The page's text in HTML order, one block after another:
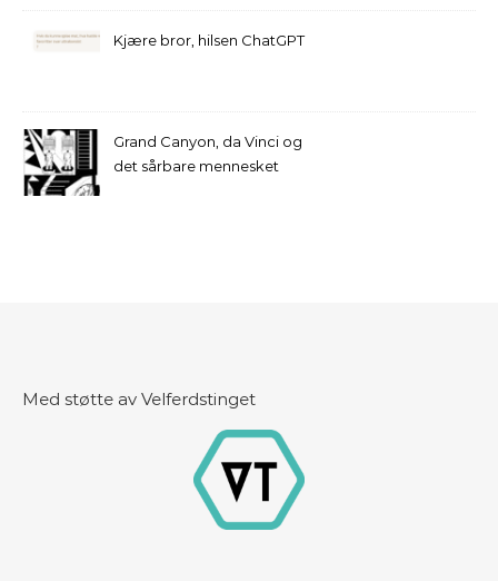
Kjære bror, hilsen ChatGPT
Grand Canyon, da Vinci og
det sårbare mennesket
Med støtte av Velferdstinget